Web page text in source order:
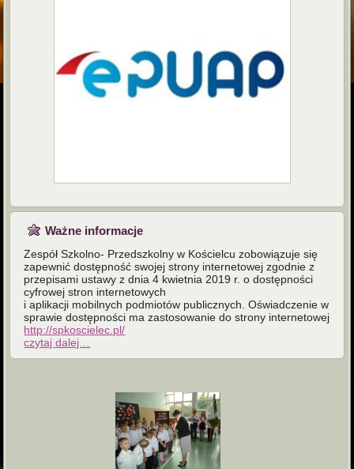
Ważne informacje
Zespół Szkolno- Przedszkolny w Kościelcu zobowiązuje się
zapewnić dostępność swojej strony internetowej zgodnie z
przepisami ustawy z dnia 4 kwietnia 2019 r. o dostępności
cyfrowej stron internetowych
i aplikacji mobilnych podmiotów publicznych. Oświadczenie w
sprawie dostępności ma zastosowanie do strony internetowej
http://spkoscielec.pl/
czytaj dalej…